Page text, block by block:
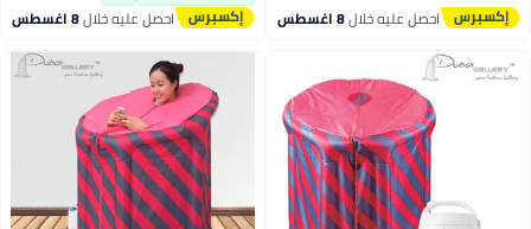
احصل عليه خلال8 اغسطس احصل عليه خلال8 اغسطس